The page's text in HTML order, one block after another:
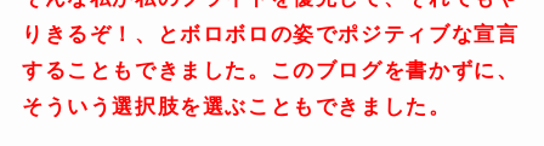
りきるぞ！、とボロボロの姿でポジティブな宣言
することもできました。このブログを書かずに、
そういう選択肢を選ぶこともできました。